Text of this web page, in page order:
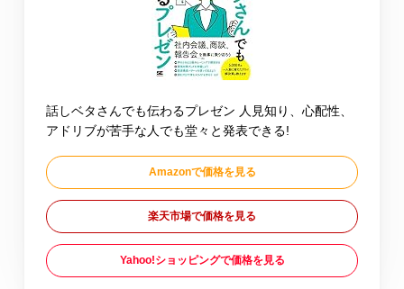
話しベタさんでも伝わるプレゼン 人見知り、心配性、
アドリブが苦手な人でも堂々と発表できる!
Amazonで価格を見る
楽天市場で価格を見る
Yahoo!ショッピングで価格を見る